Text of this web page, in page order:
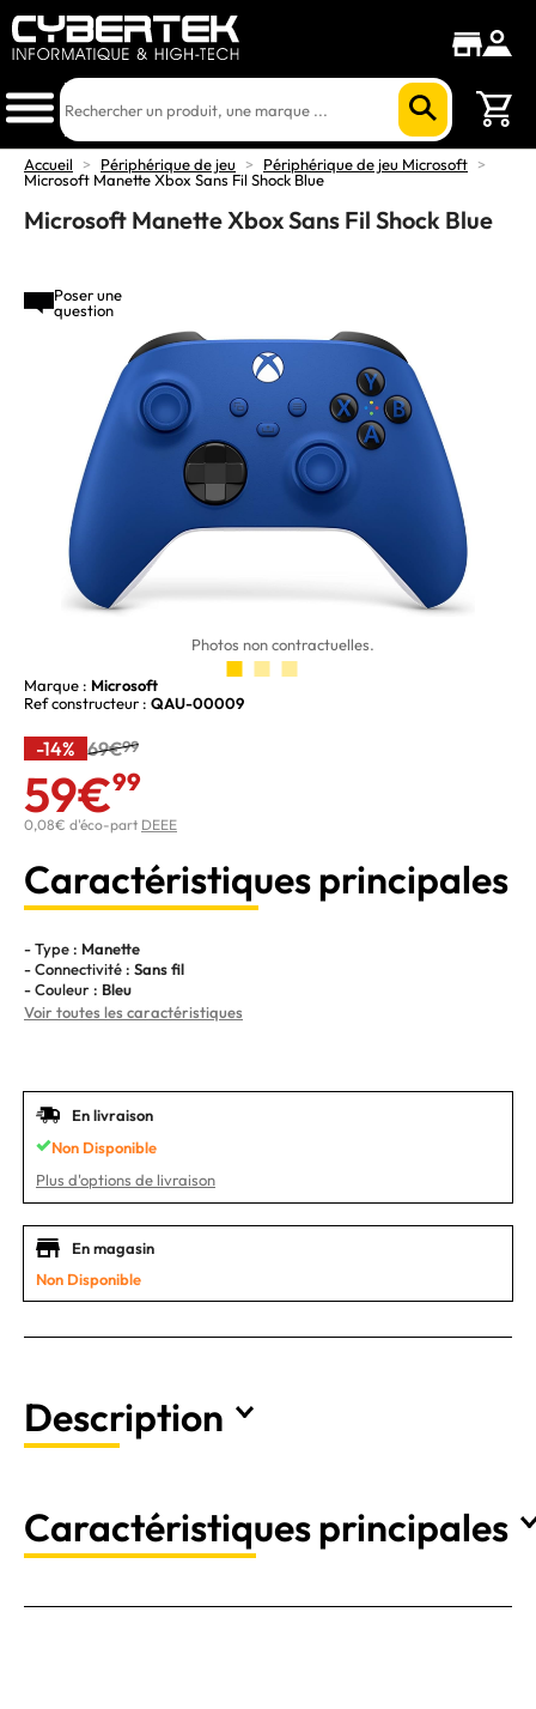
Accueil > Périphérique de jeu > Périphérique de jeu Microsoft >
Microsoft Manette Xbox Sans Fil Shock Blue
Microsoft Manette Xbox Sans Fil Shock Blue
Poser une
question
Photos non contractuelles.
Marque : Microsoft
Ref constructeur : QAU-00009
-14% 69€99
59€99
0,08€ d'éco-part DEEE
Caractéristiques principales
- Type : Manette
- Connectivité : Sans fil
- Couleur : Bleu
Voir toutes les caractéristiques
En livraison
Non Disponible
Plus d'options de livraison
En magasin
Non Disponible
Description
Caractéristiques principales